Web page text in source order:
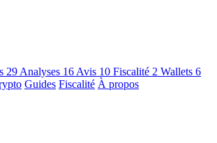
29 Analyses 16 Avis 10 Fiscalité 2 Wallets 6
Guides Fiscalité À propos